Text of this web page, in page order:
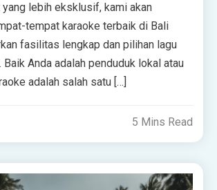
yang lebih eksklusif, kami akan
tempat karaoke terbaik di Bali
fasilitas lengkap dan pilihan lagu
Baik Anda adalah penduduk lokal atau
adalah salah satu […]
5 Mins Read